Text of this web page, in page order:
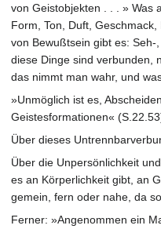
von Geistobjekten . . . » Was
Form, Ton, Duft,
von Bewußtsein gibt es: Seh-
diese Dinge sind verbunden,
das nimmt man wahr, und
»Unmöglich ist es,
Geistesformationen«
Über dieses
Über die Unpersönlichkeit
es an Körperlichkeit gibt, an
gemein, fern oder nahe, da
Ferner: »Angenommen ein